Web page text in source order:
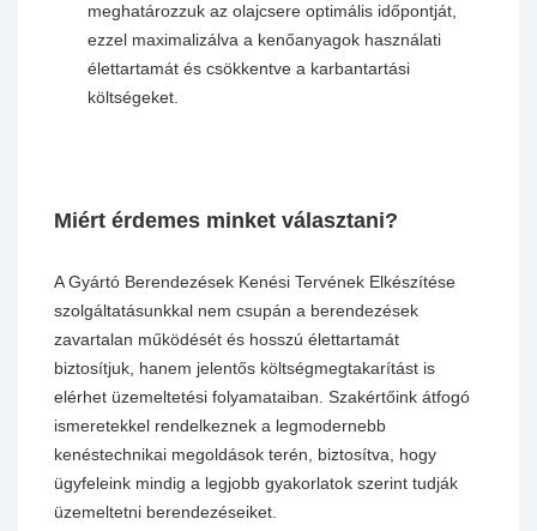
meghatározzuk az olajcsere optimális időpontját,
ezzel maximalizálva a kenőanyagok használati
élettartamát és csökkentve a karbantartási
költségeket.
Miért érdemes minket választani?
A Gyártó Berendezések Kenési Tervének Elkészítése
szolgáltatásunkkal nem csupán a berendezések
zavartalan működését és hosszú élettartamát
biztosítjuk, hanem jelentős költségmegtakarítást is
elérhet üzemeltetési folyamataiban. Szakértőink átfogó
ismeretekkel rendelkeznek a legmodernebb
kenéstechnikai megoldások terén, biztosítva, hogy
ügyfeleink mindig a legjobb gyakorlatok szerint tudják
üzemeltetni berendezéseiket.